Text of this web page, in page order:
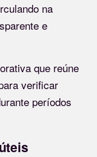
na
e
que reúne
verificar
períodos